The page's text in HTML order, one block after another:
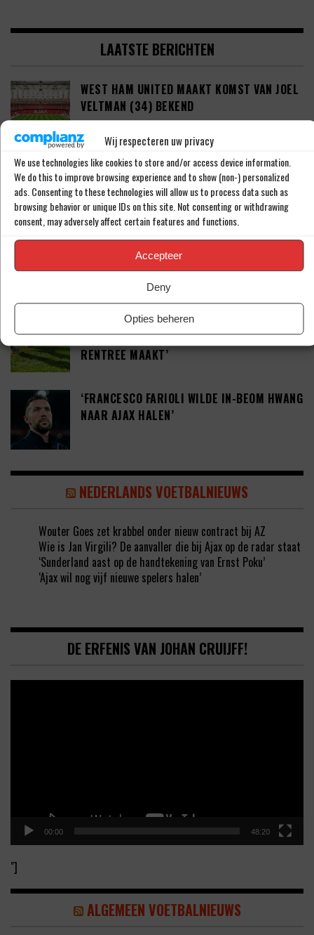
Wij respecteren uw privacy
We use technologies like cookies to store and/or access device information.
We do this to improve browsing experience and to show (non-) personalized
ads. Consenting to these technologies will allow us to process data such as
browsing behavior or unique IDs on this site. Not consenting or withdrawing
consent, may adversely affect certain features and functions.
Accepteer
Deny
Opties beheren
LAATSTE BERICHTEN
WEST HAM UNITED MAAKT KOMST VAN JOEL
VELTMAN (34) BEKEND
TAKEHIRO TOMIYASU DUIKT OP IN DE
PREMIER LEAGUE
TEGENSLAG VOOR SEAN STEUR: ‘DEAL VAN
41 MILJOEN EURO’
LOOPBAAN VAN CHRISTIAN ERIKSEN ZEER
ONZEKER: ‘ONWAARSCHIJNLIJK DAT HIJ
RENTREE MAAKT’
‘FRANCESCO FARIOLI WILDE IN-BEOM HWANG
NAAR AJAX HALEN’
NEDERLANDS VOETBALNIEUWS
Wouter Goes zet krabbel onder nieuw contract bij AZ
Wie is Jan Virgili? De aanvaller die bij Ajax op de radar staat
‘Sunderland aast op de handtekening van Ernst Poku’
‘Ajax wil nog vijf nieuwe spelers halen’
DE ERFENIS VAN JOHAN CRUIJFF!
00:00 48:20
"]
ALGEMEEN VOETBALNIEUWS